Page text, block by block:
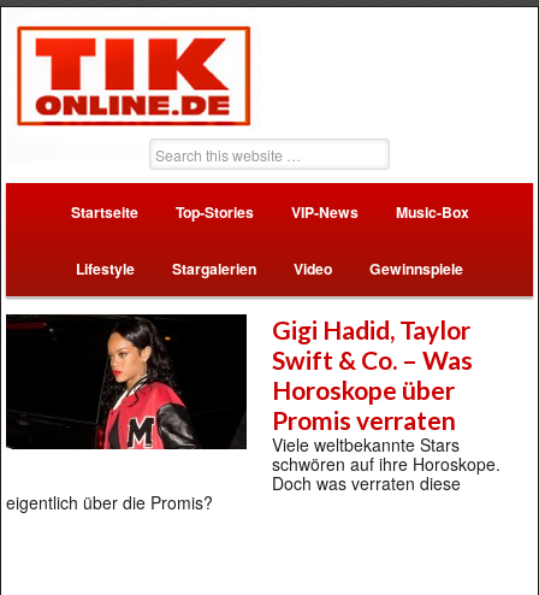
Startseite Top-Stories VIP-News Music-Box
Lifestyle Stargalerien Video Gewinnspiele
Gigi Hadid, Taylor
Swift & Co. – Was
Horoskope über
Promis verraten
Viele weltbekannte Stars
schwören auf ihre Horoskope.
Doch was verraten diese
eigentlich über die Promis?